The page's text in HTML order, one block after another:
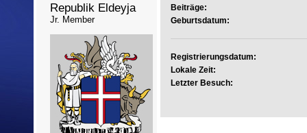
Republik Eldeyja
Jr. Member
Beiträge:
Geburtsdatum:
Registrierungsdatum:
Lokale Zeit:
Letzter Besuch: